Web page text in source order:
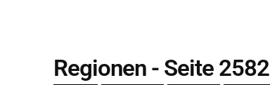
Regionen - Seite 2582